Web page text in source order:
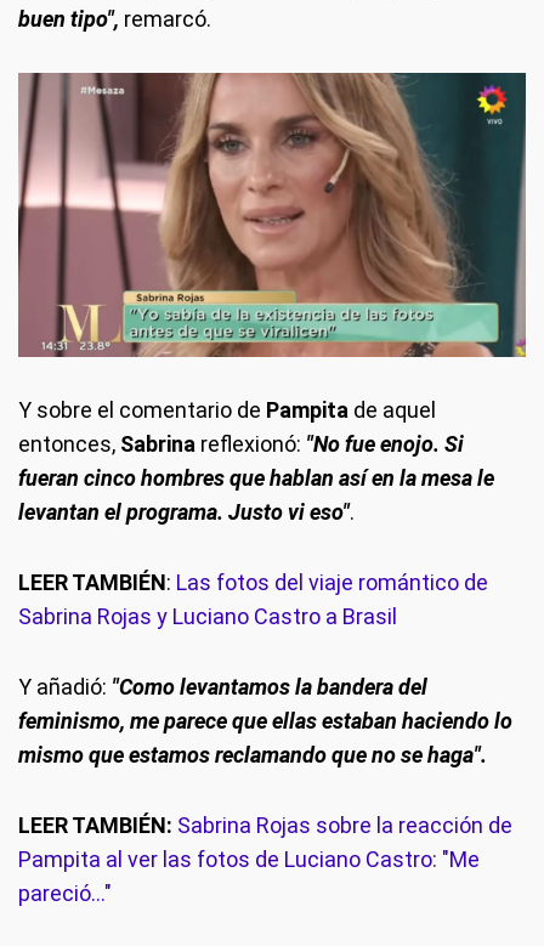
buen tipo", remarcó.
Y sobre el comentario de Pampita de aquel
entonces, Sabrina reflexionó: "No fue enojo. Si
fueran cinco hombres que hablan así en la mesa le
levantan el programa. Justo vi eso".
LEER TAMBIÉN: Las fotos del viaje romántico de
Sabrina Rojas y Luciano Castro a Brasil
Y añadió: "Como levantamos la bandera del
feminismo, me parece que ellas estaban haciendo lo
mismo que estamos reclamando que no se haga".
LEER TAMBIÉN: Sabrina Rojas sobre la reacción de
Pampita al ver las fotos de Luciano Castro: "Me
pareció..."